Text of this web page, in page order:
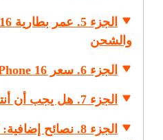
والشحن
الجزء 6. سعر iPhone 16 مقابل iPhone 15
الجزء 7. هل يجب أن أنتظر iPhone 16؟